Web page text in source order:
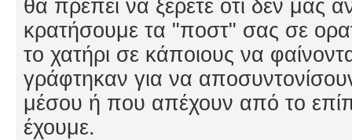
θα πρέπει να ξέρετε οτι δεν μας
κρατήσουμε τα "ποστ" σας σε
το χατήρι σε κάποιους να
γράφτηκαν για να
μέσου ή που απέχουν από το
έχουμε.